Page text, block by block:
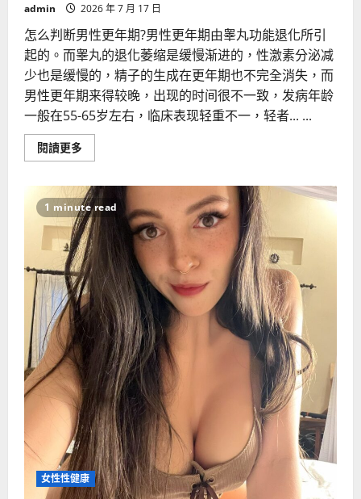
admin 2026 年 7 月 17 日
怎么判断男性更年期?男性更年期由睾丸功能退化所引
起的。而睾丸的退化萎缩是缓慢渐进的，性激素分泌减
少也是缓慢的，精子的生成在更年期也不完全消失，而
男性更年期来得较晚，出现的时间很不一致，发病年龄
一般在55-65岁左右，临床表现轻重不一，轻者... ...
閱讀更多
more
人
哪
些
症
状
可
知
是
更
年
期？
1 minute read
女性性健康